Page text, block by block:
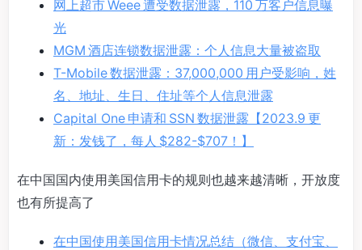
网上超市 Weee 遭受数据泄露，110 万客户信息曝
光
MGM 酒店连锁数据泄露：个人信息大量被盗取
T-Mobile 数据泄露：37,000,000 用户受影响，姓
名、地址、生日、住址等个人信息泄露
Capital One 申请和 SSN 数据泄露【2023.9 更
新：发钱了，每人 $282-$707！】
在中国国内使用美国信用卡的规则也越来越清晰，开放度
也有所提高了
在中国使用美国信用卡情况总结（微信、支付宝、